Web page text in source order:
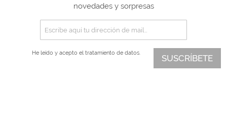
novedades y sorpresas
SUSCRÍBETE
He leído y acepto el tratamiento de datos.